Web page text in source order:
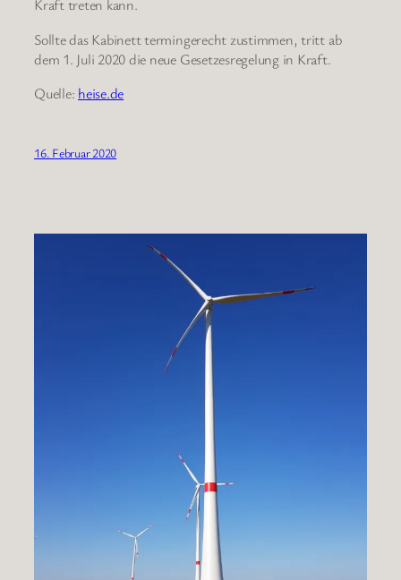
Kraft treten kann.
Sollte das Kabinett termingerecht zustimmen, tritt ab
dem 1. Juli 2020 die neue Gesetzesregelung in Kraft.
Quelle: heise.de
16. Februar 2020